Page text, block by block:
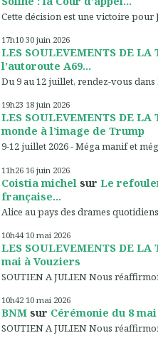
Cette décision est une victoire pour
17h10 30 juin 2026
LES SOULEVEMENTS DE LA
l’autoroute A69...
Du 9 au 12 juillet, rendez-vous dans
19h23 18 juin 2026
LES SOULEVEMENTS DE LA
monde à l’image de Trump
9-12 juillet 2026 - Méga manif et
11h26 16 juin 2026
Coistia michel sur Le
française...
Alice au pays des drames
10h44 10 mai 2026
LES SOULEVEMENTS DE LA
mai à Vouziers
SOUTIEN A JULIEN Nous
10h42 10 mai 2026
BNM sur Cérémonie du 8
SOUTIEN A JULIEN Nous